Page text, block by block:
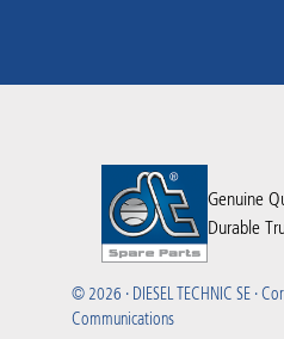
Genuine
Durable
© 2026 · DIESEL TECHNIC SE ·
Communications